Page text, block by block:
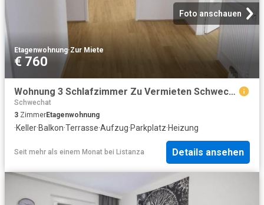
Foto anschauen
Etagenwohnung·Zur Miete
€ 760
Wohnung 3 Schlafzimmer Zu Vermieten Schwechat AUT 760 ES98453427
Schwechat
3 ZimmerEtagenwohnung
·Keller·Balkon·Terrasse·Aufzug·Parkplatz·Heizung
Seit mehr als einem Monat bei Listanza Details ansehen